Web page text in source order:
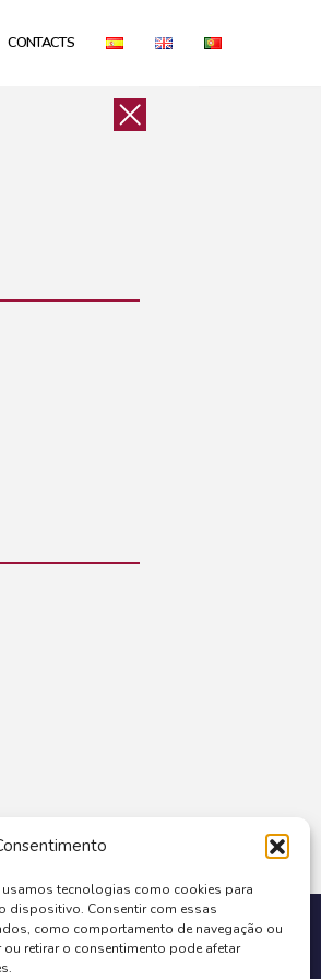
usamos tecnologias como cookies para
dispositivo. Consentir com essas
como comportamento de navegação ou
retirar o consentimento pode afetar
CONTACTS